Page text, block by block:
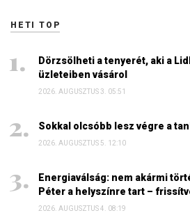
HETI TOP
Dörzsölheti a tenyerét, aki a
üzleteiben vásárol
2026. AUGUSZTUS 3. 05:51
Sokkal olcsóbb lesz végre a
2026. AUGUSZTUS 5. 12:10
Energiaválság: nem akármi
Péter a helyszínre tart –
2026. AUGUSZTUS 4. 08:19